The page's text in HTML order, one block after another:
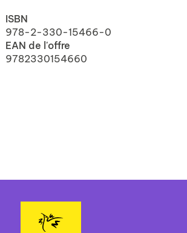
ISBN
978-2-330-15466-0
EAN de l'offre
9782330154660